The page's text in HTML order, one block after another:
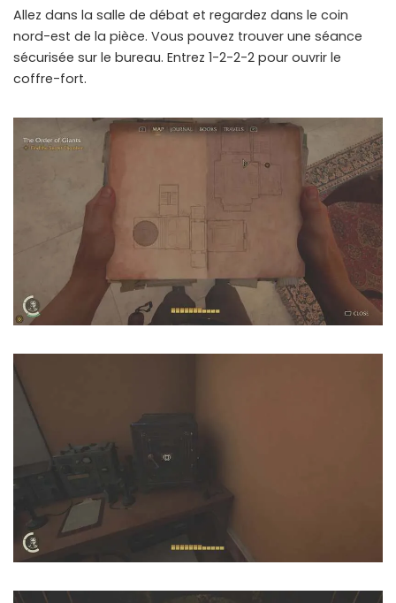
Allez dans la salle de débat et regardez dans le coin
nord-est de la pièce. Vous pouvez trouver une séance
sécurisée sur le bureau. Entrez 1-2-2-2 pour ouvrir le
coffre-fort.